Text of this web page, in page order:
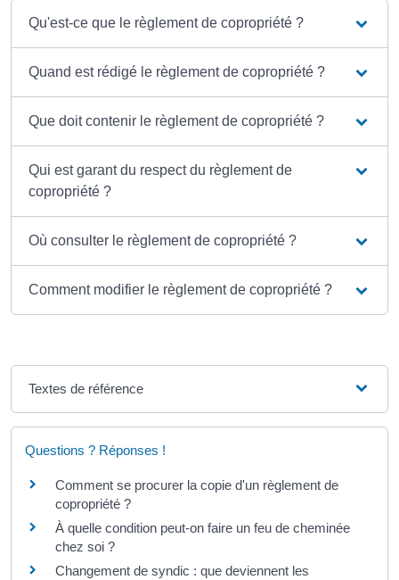
Qu'est-ce que le règlement de copropriété ?
Quand est rédigé le règlement de copropriété ?
Que doit contenir le règlement de copropriété ?
Qui est garant du respect du règlement de
copropriété ?
Où consulter le règlement de copropriété ?
Comment modifier le règlement de copropriété ?
Textes de référence
Questions ? Réponses !
Comment se procurer la copie d'un règlement de
copropriété ?
À quelle condition peut-on faire un feu de cheminée
chez soi ?
Changement de syndic : que deviennent les